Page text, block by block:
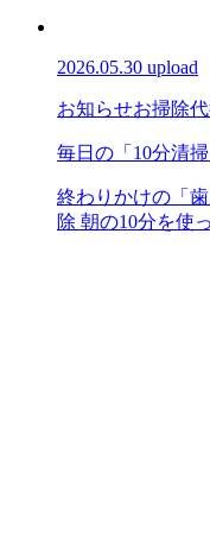
2026.05.30 upload
お知らせお掃除
毎日の「10分清
終わりかけの「
除 朝の10分を使